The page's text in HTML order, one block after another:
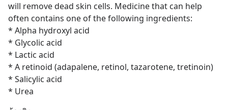
will remove dead skin cells. Medicine that can help
often contains one of the following ingredients:
* Alpha hydroxyl acid
* Glycolic acid
* Lactic acid
* A retinoid (adapalene, retinol, tazarotene, tretinoin)
* Salicylic acid
* Urea